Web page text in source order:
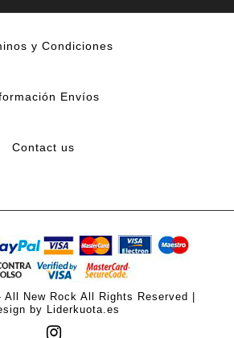
y Condiciones
Envíos
Contact us
New Rock All Rights Reserved |
by Liderkuota.es